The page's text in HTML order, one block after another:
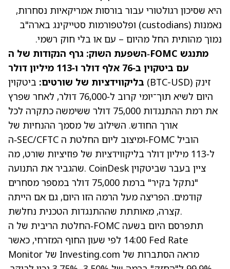
היא שסיכון רגולטורי עבור בורסות אמריקאיות נסחרות,
נאמנות (custodians) ופלטפורמות סטייקינג בארה"ב
נמוך מהותית החל מהיום – עם או בלי חוק רשמי.
השפעת השוק: גרף הנקודות של ה‑FOMC מתנגש
עם ביטקוין ב‑76 אלף דולר ו‑113 מיליון דולר
בליקווידציות של שורטים: (BTC-USD)
היום לשיא תוך־יומי קרוב ל‑76,000 דולר, לאחר שפרץ
את רמת ההתנגדות 75,000 דולר ששימשה כתקרה לכל
אורך החודש. השילוב של מסמך ההנחיות של
ה‑SEC/CFTC ומיצוב ליום החלטת ה‑FOMC הוביל
ל‑113 מיליון דולר בליקווידציות של פוזיציות שורט, מה
שהגביר את התנועה. CoinDesk
"נתקל בקיר" ברמת 75,000 דולר במספר מסחרים
קודמים. הפריצה מעל הרמה הזו היום, גם אם הייתה
קצרה, מאותתת שההתנגדות הטכנית נחלשת.
החלטת הריבית של ה‑FOMC תתפרסם היום בשעה
Fed Rate
Monitor של Investing.com